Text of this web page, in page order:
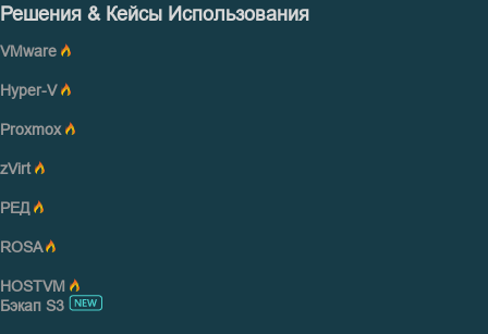
Решения & Кейсы Использования
VMware
Hyper-V
Proxmox
zVirt
РЕД
ROSA
HOSTVM
Бэкап S3